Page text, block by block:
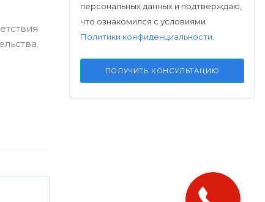
персональных данных и подтверждаю,
что ознакомился с условиями
Политики конфиденциальности
ПОЛУЧИТЬ КОНСУЛЬТАЦИЮ
Закажите